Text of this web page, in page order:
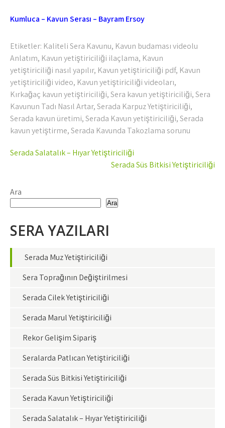
Kumluca – Kavun Serası – Bayram Ersoy
Etiketler: Kaliteli Sera Kavunu, Kavun budaması videolu
Anlatım, Kavun yetiştiriciliği ilaçlama, Kavun
yetiştiriciliği nasıl yapılır, Kavun yetiştiriciliği pdf, Kavun
yetiştiriciliği video, Kavun yetiştiriciliği videoları,
Kırkağaç kavun yetiştiriciliği,Sera kavun yetiştiriciliği,Sera
Kavunun Tadı Nasıl Artar,Serada Karpuz Yetiştiriciliği,
Serada kavun üretimi,Serada Kavun yetiştiriciliği,Serada
kavun yetiştirme,Serada Kavunda Takozlama sorunu
Yazı
Serada Salatalık – Hıyar Yetiştiriciliği
Serada Süs Bitkisi Yetiştiriciliği
Ara
Ara
SERA YAZILARI
Serada Muz Yetiştiriciliği
Sera Toprağının Değiştirilmesi
Serada Çilek Yetiştiriciliği
Serada Marul Yetiştiriciliği
Rekor Gelişim Sipariş
Seralarda Patlıcan Yetiştiriciliği
Serada Süs Bitkisi Yetiştiriciliği
Serada Kavun Yetiştiriciliği
Serada Salatalık – Hıyar Yetiştiriciliği